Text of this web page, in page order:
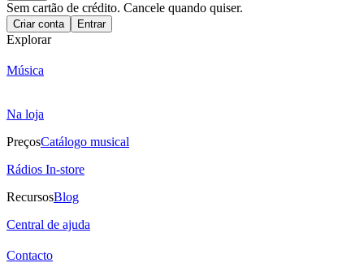
Sem cartão de crédito. Cancele quando quiser.
Criar conta Entrar
Explorar
Música
Na loja
PreçosCatálogo musical
Rádios In-store
RecursosBlog
Central de ajuda
Contacto